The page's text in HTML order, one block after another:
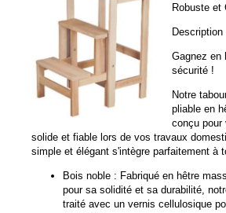
Robuste et
Description
Gagnez en
sécurité !
Notre
pliable en
conçu pour
solide et fiable lors de vos travaux
simple et élégant s'intègre parfaitement à
Bois noble : Fabriqué en hêtre
pour sa solidité et sa durabilité,
traité avec un vernis cellulosique